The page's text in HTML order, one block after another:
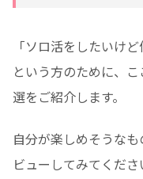
「ソロ活をしたいけ
という方のために、
選をご紹介します。
自分が楽しめそうな
ビューしてみてくださ